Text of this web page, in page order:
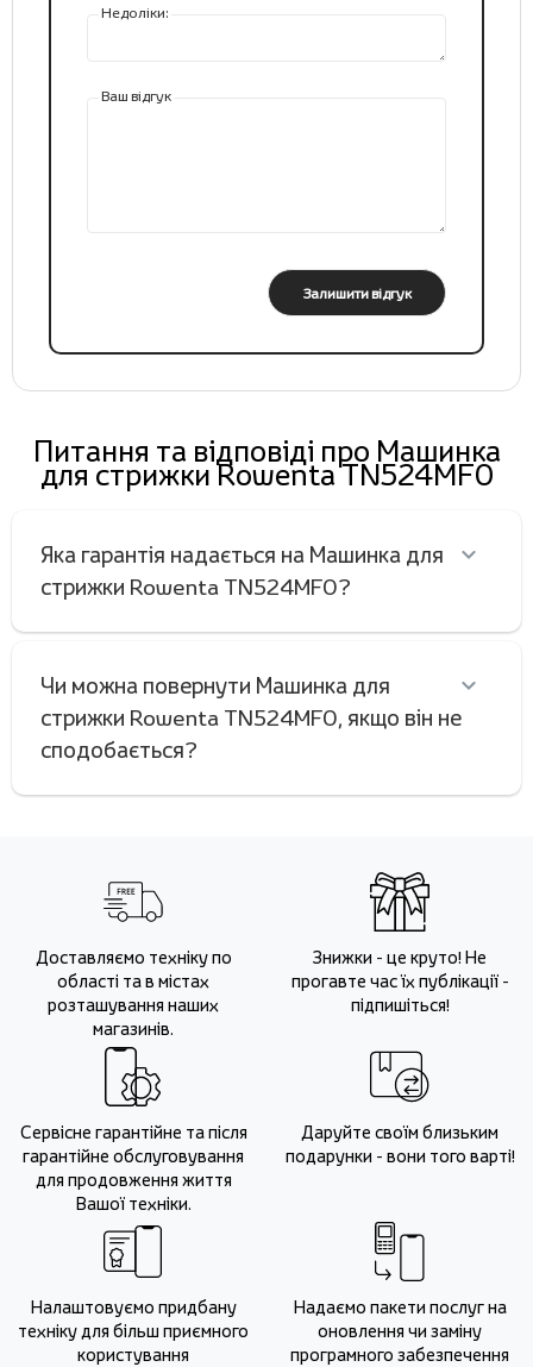
Недоліки:
Ваш відгук
Залишити відгук
Питання та відповіді про Машинка
для стрижки Rowenta TN524MF0
Яка гарантія надається на Машинка для
стрижки Rowenta TN524MF0?
Чи можна повернути Машинка для
стрижки Rowenta TN524MF0, якщо він не
сподобається?
Доставляємо техніку по
області та в містах
розташування наших
магазинів.
Знижки - це круто! Не
прогавте час їх публікації -
підпишіться!
Сервісне гарантійне та після
гарантійне обслуговування
для продовження життя
Вашої техніки.
Даруйте своїм близьким
подарунки - вони того варті!
Налаштовуємо придбану
техніку для більш приємного
користування
Надаємо пакети послуг на
оновлення чи заміну
програмного забезпечення